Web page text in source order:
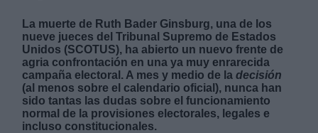
La muerte de Ruth Bader Ginsburg, una de los
nueve jueces del Tribunal Supremo de Estados
Unidos (SCOTUS), ha abierto un nuevo frente de
agria confrontación en una ya muy enrarecida
campaña electoral. A mes y medio de ladecisión
(al menos sobre el calendario oficial), nunca han
sido tantas las dudas sobre el funcionamiento
normal de la provisiones electorales, legales e
incluso constitucionales.
Destinatarios: